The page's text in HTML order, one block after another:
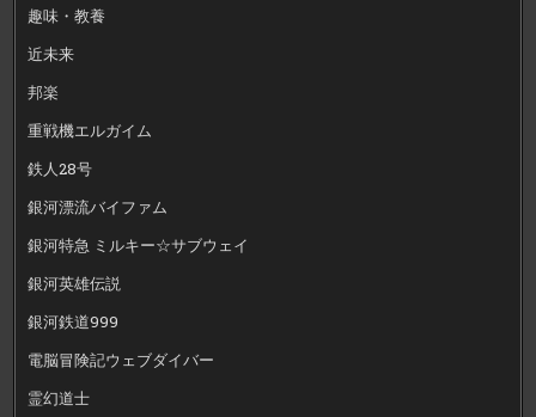
趣味・教養
近未来
邦楽
重戦機エルガイム
鉄人28号
銀河漂流バイファム
銀河特急 ミルキー☆サブウェイ
銀河英雄伝説
銀河鉄道999
電脳冒険記ウェブダイバー
霊幻道士